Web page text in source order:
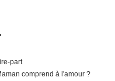
part
comprend à l'amour ?